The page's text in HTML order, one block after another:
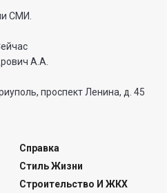
СМИ.
А.А.
проспект Ленина, д. 45
Справка
Стиль Жизни
Строительство И ЖКХ